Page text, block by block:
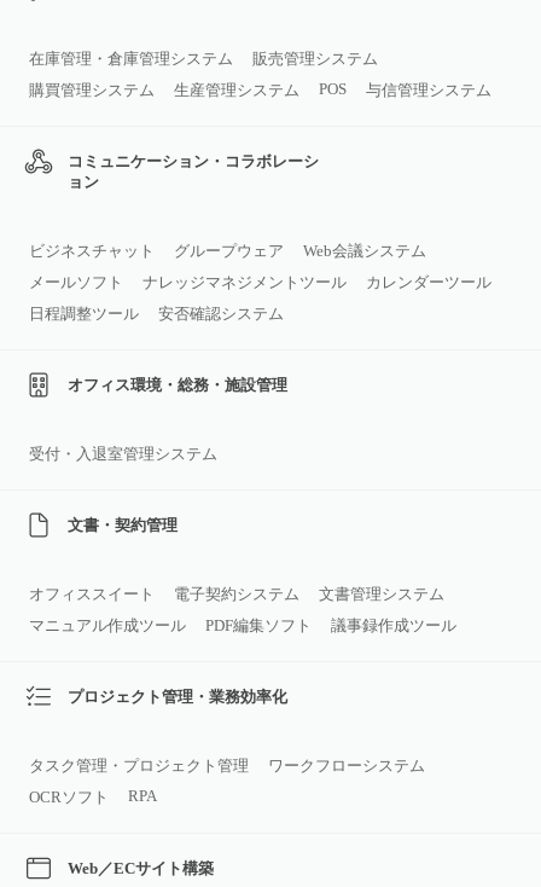
在庫管理・倉庫管理システム
販売管理システム
購買管理システム
生産管理システム POS 与信管理システム
コミュニケーション・コラボレーシ
ョン
ビジネスチャット グループウェア
Web会議システム
メールソフト
ナレッジマネジメントツール
カレンダーツール
日程調整ツール
安否確認システム
オフィス環境・総務・施設管理
受付・入退室管理システム
文書・契約管理
オフィススイート 電子契約システム
文書管理システム
マニュアル作成ツール
PDF編集ソフト 議事録作成ツール
プロジェクト管理・業務効率化
タスク管理・プロジェクト管理
ワークフローシステム
OCRソフト
RPA
Web／ECサイト構築